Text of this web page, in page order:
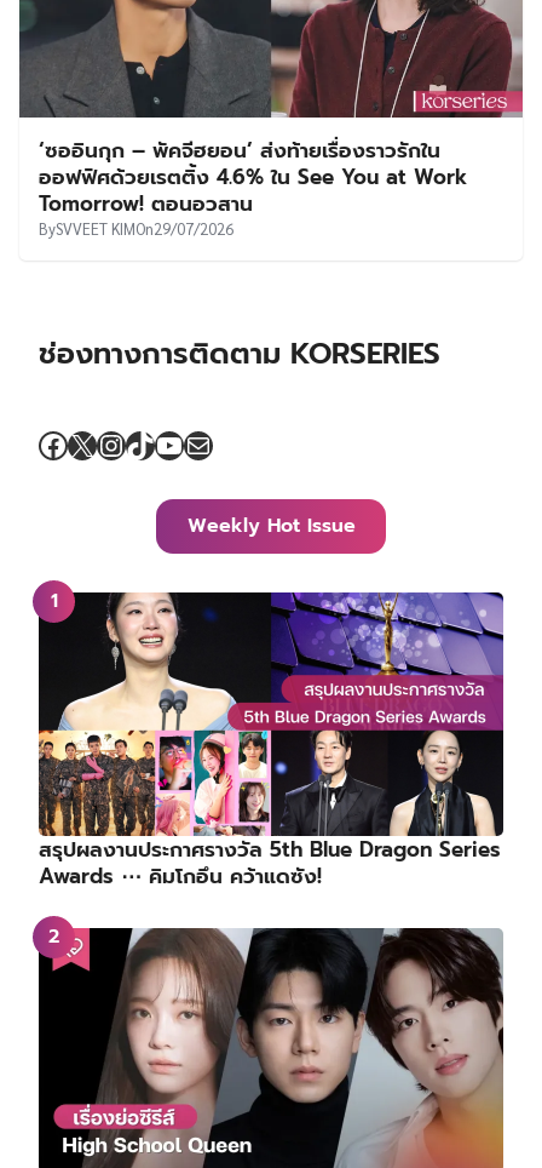
‘ซออินกุก – พัคจีฮยอน’ ส่งท้ายเรื่องราวรักใน
ออฟฟิศด้วยเรตติ้ง 4.6% ใน See You at Work
Tomorrow! ตอนอวสาน
BySVVEET KIMOn29/07/2026
ช่องทางการติดตาม KORSERIES
Facebook
X Instagram
TikTok
YouTube
Mail
Weekly Hot Issue
สรุปผลงานประกาศรางวัล 5th Blue Dragon Series
Awards ⋯ คิมโกอึน คว้าแดซัง!